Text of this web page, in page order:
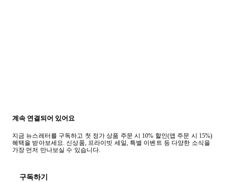
계속 연결되어 있어요
지금 뉴스레터를 구독하고 첫 정가 상품 주문 시 10% 할인(앱 주문 시 15%)
혜택을 받아보세요. 신상품, 프라이빗 세일, 특별 이벤트 등 다양한 소식을
가장 먼저 만나보실 수 있습니다.
구독하기